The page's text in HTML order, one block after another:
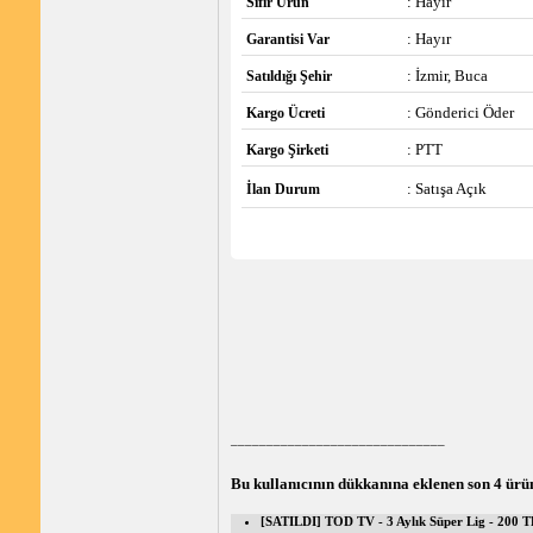
Garantisi Var : Hayır
Satıldığı Şehir : İzmir, Buca
Kargo Ücreti : Gönderici Öder
Kargo Şirketi : PTT
İlan Durum : Satışa Açık
Bu kullanıcının dükkanına eklenen son 4
[SATILDI] TOD TV - 3 Aylık Süper Lig - 200